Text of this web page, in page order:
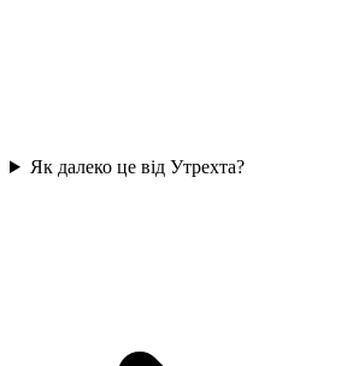
Як далеко це від Утрехта?